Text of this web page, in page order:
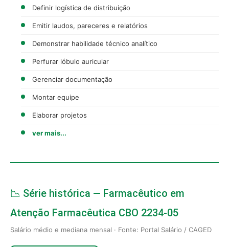
Definir logística de distribuição
Emitir laudos, pareceres e relatórios
Demonstrar habilidade técnico analítico
Perfurar lóbulo auricular
Gerenciar documentação
Montar equipe
Elaborar projetos
ver mais...
📉 Série histórica — Farmacêutico em
Atenção Farmacêutica CBO 2234-05
Salário médio e mediana mensal · Fonte: Portal Salário / CAGED